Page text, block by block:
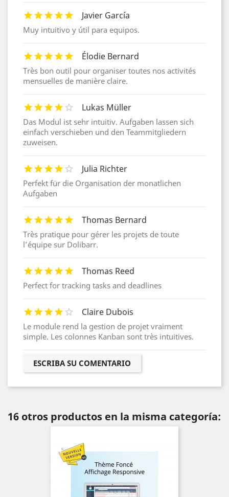
Javier García
Muy intuitivo y útil para equipos.
Élodie Bernard
Très bon outil pour organiser toutes nos activités
mensuelles de manière claire.
Lukas Müller
Das Modul ist sehr intuitiv. Aufgaben lassen sich
einfach verschieben und den Teammitgliedern
zuweisen.
Julia Richter
Perfekt für die Organisation der monatlichen
Aufgaben
Thomas Bernard
Très pratique pour gérer les projets de toute
l’équipe sur Dolibarr.
Thomas Reed
Perfect for tracking tasks and deadlines
Claire Dubois
Le module rend la gestion de projet vraiment
simple. Les colonnes Kanban sont très intuitives.
ESCRIBA SU COMENTARIO
16 otros productos en la misma categoría: